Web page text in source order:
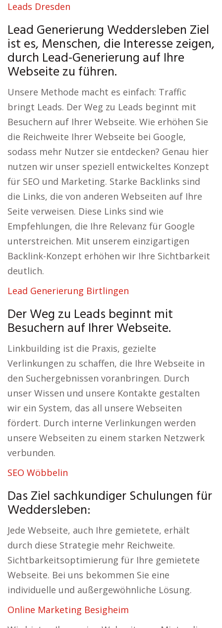
Leads Dresden
Lead Generierung Weddersleben Ziel
ist es, Menschen, die Interesse zeigen,
durch Lead-Generierung auf Ihre
Webseite zu führen.
Unsere Methode macht es einfach: Traffic
bringt Leads. Der Weg zu Leads beginnt mit
Besuchern auf Ihrer Webseite. Wie erhöhen Sie
die Reichweite Ihrer Webseite bei Google,
sodass mehr Nutzer sie entdecken? Genau hier
nutzen wir unser speziell entwickeltes Konzept
für SEO und Marketing. Starke Backlinks sind
die Links, die von anderen Webseiten auf Ihre
Seite verweisen. Diese Links sind wie
Empfehlungen, die Ihre Relevanz für Google
unterstreichen. Mit unserem einzigartigen
Backlink-Konzept erhöhen wir Ihre Sichtbarkeit
deutlich.
Lead Generierung Birtlingen
Der Weg zu Leads beginnt mit
Besuchern auf Ihrer Webseite.
Linkbuilding ist die Praxis, gezielte
Verlinkungen zu schaffen, die Ihre Webseite in
den Suchergebnissen voranbringen. Durch
unser Wissen und unsere Kontakte gestalten
wir ein System, das all unsere Webseiten
fördert. Durch interne Verlinkungen werden
unsere Webseiten zu einem starken Netzwerk
verbunden.
SEO Wöbbelin
Das Ziel sachkundiger Schulungen für
Weddersleben:
Jede Webseite, auch Ihre gemietete, erhält
durch diese Strategie mehr Reichweite.
Sichtbarkeitsoptimierung für Ihre gemietete
Webseite. Bei uns bekommen Sie eine
individuelle und außergewöhnliche Lösung.
Online Marketing Besigheim